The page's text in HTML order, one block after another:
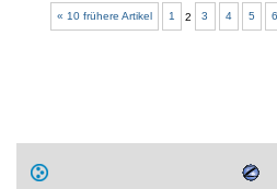
« 10 frühere Artikel 1 2 3 4 5 6